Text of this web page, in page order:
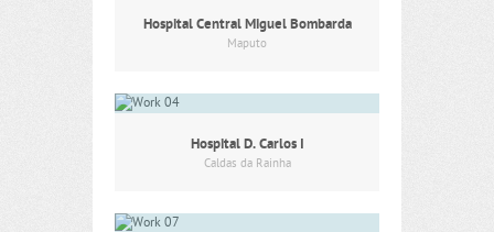
Hospital Central Miguel Bombarda
Maputo
Hospital D. Carlos I
Caldas da Rainha